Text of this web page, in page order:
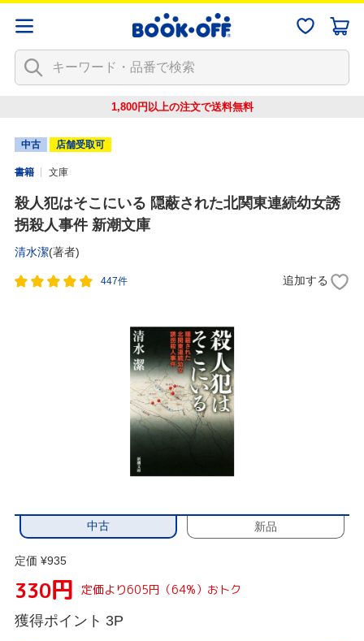
1,800円以上の注文で送料無料
中古 店舗受取可
書籍 文庫
殺人犯はそこにいる 隠蔽された北関東連続幼女誘
拐殺人事件 新潮文庫
清水潔(著者)
447件 追加する
中古 新品
定価 ¥935
330円 定価より605円（64%）おトク
獲得ポイント 3P